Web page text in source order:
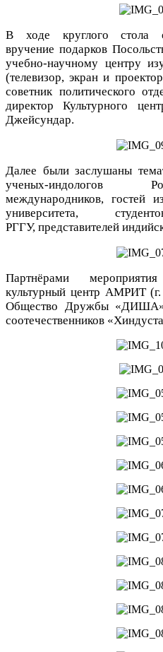
В ходе круглого стола
вручение подарков
учебно-научному центру
(телевизор, экран и
советник политического
директор Культурного
Джейсундар.
Далее были заслушаны
ученых-индологов
международников, гостей
университета,
РГГУ, представителей
Партнёрами
культурный центр АМРИТ
Общество Дружбы «ДИША»
соотечественников